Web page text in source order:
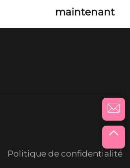
maintenant
Politique de confidentialité